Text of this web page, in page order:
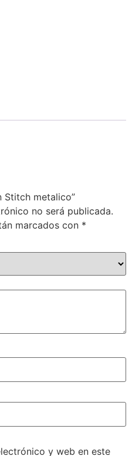
Stitch metalico”
no será publicada.
marcados con *
y web en este